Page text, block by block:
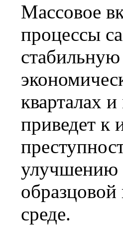
Массовое
процессы
кварталах
приведет к
улучшению
среде.